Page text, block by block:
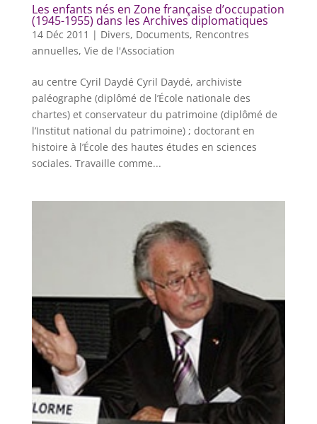
Les enfants nés en Zone française d’occupation
(1945-1955) dans les Archives diplomatiques
14 Déc 2011 | Divers, Documents, Rencontres
annuelles, Vie de l'Association
au centre Cyril Daydé Cyril Daydé, archiviste
paléographe (diplômé de l’École nationale des
chartes) et conservateur du patrimoine (diplômé de
l’Institut national du patrimoine) ; doctorant en
histoire à l’École des hautes études en sciences
sociales. Travaille comme...